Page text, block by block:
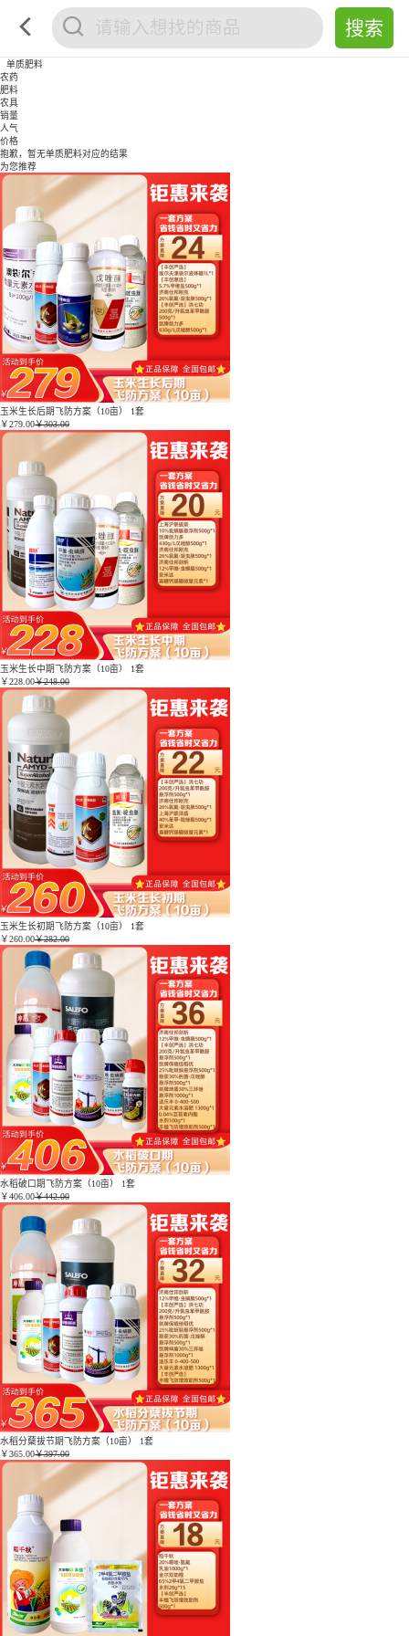
单质肥料
农药
肥料
农具
销量
人气
价格
抱歉，暂无单质肥料对应的结果
为您推荐
玉米生长后期飞防方案（10亩） 1套
￥279.00￥303.00
玉米生长中期飞防方案（10亩） 1套
￥228.00￥248.00
玉米生长初期飞防方案（10亩） 1套
￥260.00￥282.00
水稻破口期飞防方案（10亩） 1套
￥406.00￥442.00
水稻分蘖拔节期飞防方案（10亩） 1套
￥365.00￥397.00